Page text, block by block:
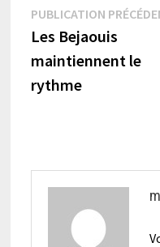
Navigation
de
l’article
PUBLICATION
Les Bejaouis
maintiennent le
rythme